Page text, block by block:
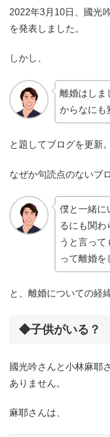
2022年3月10日、國光
を発表しました。
しかし、
離婚はしま
からなにも
と題してブログを更新。
なぜか句読点のないブ
僕と一緒に
るにも関わ
うと言っ
って離婚を
と、離婚についての経
◆子供がいる？
國光吟さんと小林麻耶
ありません。
麻耶さんは、